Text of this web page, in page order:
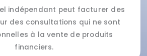
indépendant peut facturer des
des consultations qui ne sont
à la vente de produits
financiers.